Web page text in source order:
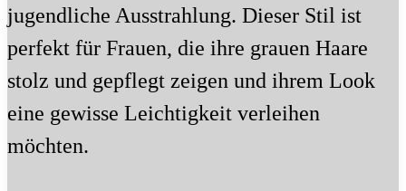
jugendliche Ausstrahlung. Dieser Stil ist
perfekt für Frauen, die ihre grauen Haare
stolz und gepflegt zeigen und ihrem Look
eine gewisse Leichtigkeit verleihen
möchten.